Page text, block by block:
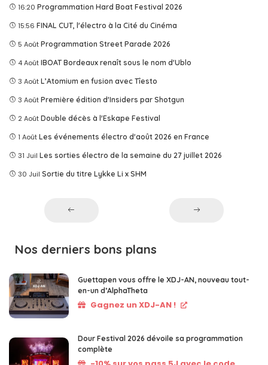
16:20 Programmation Hard Boat Festival 2026
15:56 FINAL CUT, l'électro à la Cité du Cinéma
5 Août Programmation Street Parade 2026
4 Août IBOAT Bordeaux renaît sous le nom d'Ublo
3 Août L’Atomium en fusion avec Tîesto
3 Août Première édition d'Insiders par Shotgun
2 Août Double décès à l'Eskape Festival
1 Août Les événements électro d'août 2026 en France
31 Juil Les sorties électro de la semaine du 27 juillet 2026
30 Juil Sortie du titre Lykke Li x SHM
Nos derniers bons plans
Guettapen vous offre le XDJ-AN, nouveau tout-
en-un d’AlphaTheta
Gagnez un XDJ-AN !
Dour Festival 2026 dévoile sa programmation
complète